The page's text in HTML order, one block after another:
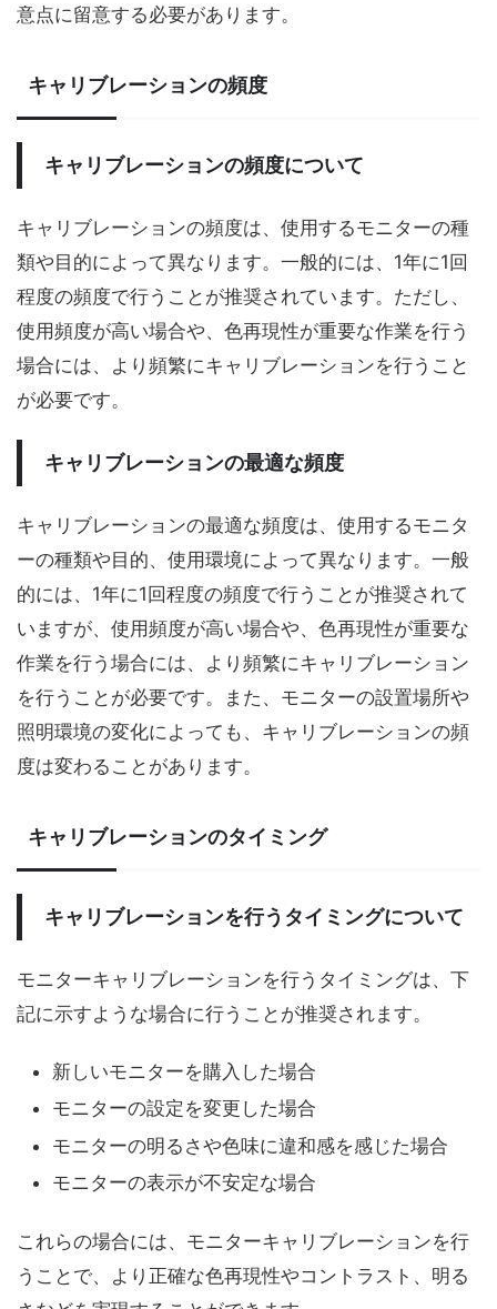
意点に留意する必要があります。
キャリブレーションの頻度
キャリブレーションの頻度について
キャリブレーションの頻度は、使用するモニターの種
類や目的によって異なります。一般的には、1年に1回
程度の頻度で行うことが推奨されています。ただし、
使用頻度が高い場合や、色再現性が重要な作業を行う
場合には、より頻繁にキャリブレーションを行うこと
が必要です。
キャリブレーションの最適な頻度
キャリブレーションの最適な頻度は、使用するモニタ
ーの種類や目的、使用環境によって異なります。一般
的には、1年に1回程度の頻度で行うことが推奨されて
いますが、使用頻度が高い場合や、色再現性が重要な
作業を行う場合には、より頻繁にキャリブレーション
を行うことが必要です。また、モニターの設置場所や
照明環境の変化によっても、キャリブレーションの頻
度は変わることがあります。
キャリブレーションのタイミング
キャリブレーションを行うタイミングについて
モニターキャリブレーションを行うタイミングは、下
記に示すような場合に行うことが推奨されます。
新しいモニターを購入した場合
モニターの設定を変更した場合
モニターの明るさや色味に違和感を感じた場合
モニターの表示が不安定な場合
これらの場合には、モニターキャリブレーションを行
うことで、より正確な色再現性やコントラスト、明る